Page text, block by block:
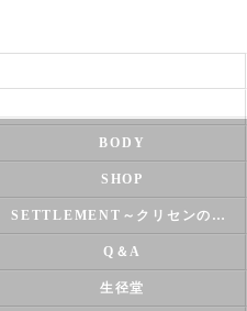
BODY
SHOP
SETTLEMENT～クリセンのズバリ解決シリーズ～
Q＆A
生径堂